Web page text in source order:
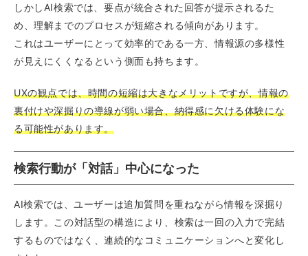
しかしAI検索では、要点が統合された回答が提示されるた
め、理解までのプロセスが短縮される傾向があります。
これはユーザーにとって効率的である一方、情報源の多様性
が見えにくくなるという側面も持ちます。
UXの観点では、時間の短縮は大きなメリットですが、情報の
裏付けや深掘りの導線が弱い場合、納得感に欠ける体験にな
る可能性があります。
検索行動が「対話」中心になった
AI検索では、ユーザーは追加質問を重ねながら情報を深掘り
します。この対話型の構造により、検索は一回の入力で完結
するものではなく、連続的なコミュニケーションへと変化し